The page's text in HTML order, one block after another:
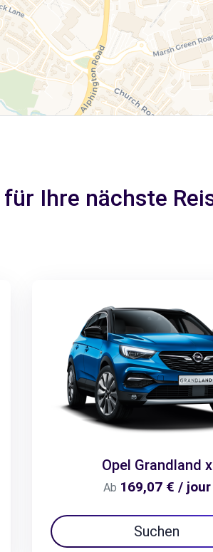
Ihre nächste
Opel Grandland x
Ab 169,07 € / jour
Suchen